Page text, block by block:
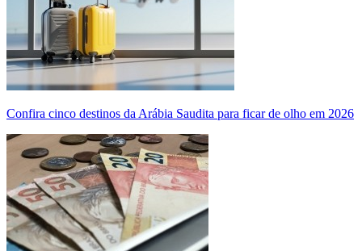
Confira cinco destinos da Arábia Saudita para ficar de olho em 2026